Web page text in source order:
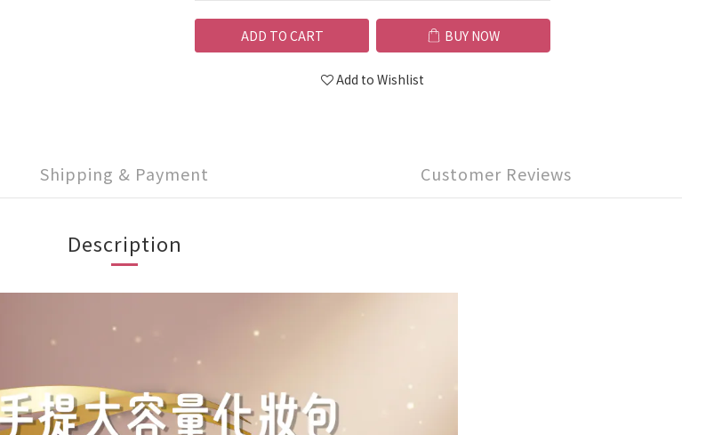
ADD TO CART BUY NOW
Add to Wishlist
Shipping & Payment Customer Reviews
Description